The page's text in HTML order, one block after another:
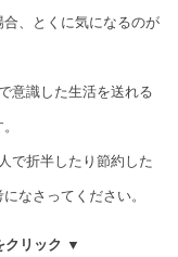
、とくに気になるのが
意識した生活を送れる
で折半したり節約した
なさってください。
クリック ▼